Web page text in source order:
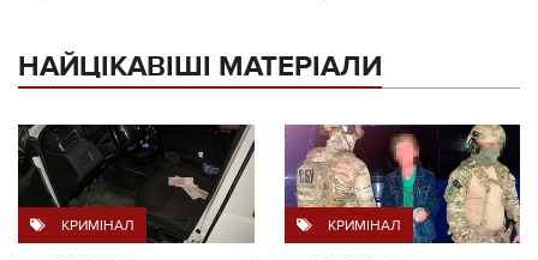
НАЙЦІКАВІШІ МАТЕРІАЛИ
КРИМІНАЛ КРИМІНАЛ